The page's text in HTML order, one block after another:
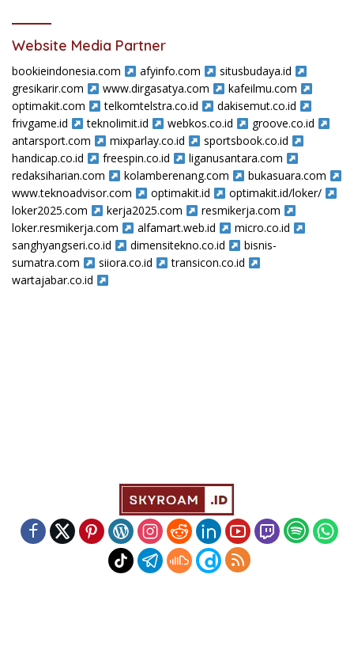
Website Media Partner
bookieindonesia.com afyinfo.com
situsbudaya.id
gresikarir.com
www.dirgasatya.com
kafeilmu.com
optimakit.com
telkomtelstra.co.id
dakisemut.co.id
frivgame.id
teknolimit.id webkos.co.id
groove.co.id
antarsport.com
mixparlay.co.id
sportsbook.co.id
handicap.co.id
freespin.co.id
liganusantara.com
redaksiharian.com
kolamberenang.com
bukasuara.com
www.teknoadvisor.com
optimakit.id
optimakit.id/loker/
loker2025.com
kerja2025.com
resmikerja.com
loker.resmikerja.com
alfamart.web.id
micro.co.id
sanghyangseri.co.id
dimensitekno.co.id
bisnis-
sumatra.com
siiora.co.id
transicon.co.id
wartajabar.co.id